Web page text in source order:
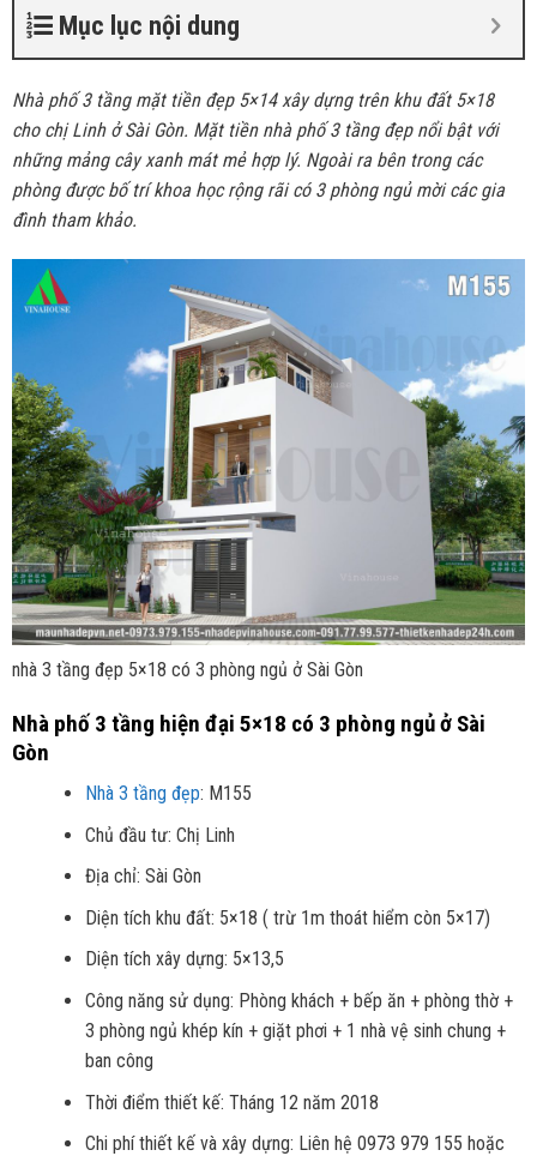
Mục lục nội dung
Nhà phố 3 tầng mặt tiền đẹp 5×14 xây dựng trên khu đất 5×18
cho chị Linh ở Sài Gòn. Mặt tiền nhà phố 3 tầng đẹp nổi bật với
những mảng cây xanh mát mẻ hợp lý. Ngoài ra bên trong các
phòng được bố trí khoa học rộng rãi có 3 phòng ngủ mời các gia
đình tham khảo.
nhà 3 tầng đẹp 5×18 có 3 phòng ngủ ở Sài Gòn
Nhà phố 3 tầng hiện đại 5×18 có 3 phòng ngủ ở Sài
Gòn
Nhà 3 tầng đẹp: M155
Chủ đầu tư: Chị Linh
Địa chỉ: Sài Gòn
Diện tích khu đất: 5×18 ( trừ 1m thoát hiểm còn 5×17)
Diện tích xây dựng: 5×13,5
Công năng sử dụng: Phòng khách + bếp ăn + phòng thờ +
3 phòng ngủ khép kín + giặt phơi + 1 nhà vệ sinh chung +
ban công
Thời điểm thiết kế: Tháng 12 năm 2018
Chi phí thiết kế và xây dựng: Liên hệ 0973 979 155 hoặc